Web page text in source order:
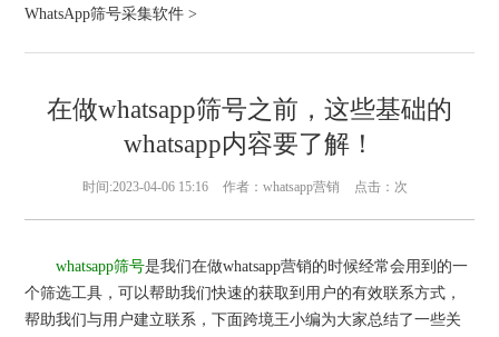
WhatsApp筛号采集软件 >
在做whatsapp筛号之前，这些基础的
whatsapp内容要了解！
时间:2023-04-06 15:16 作者：whatsapp营销 点击： 次
whatsapp筛号是我们在做whatsapp营销的时候经常会用到的一
个筛选工具，可以帮助我们快速的获取到用户的有效联系方式，
帮助我们与用户建立联系，下面跨境王小编为大家总结了一些关